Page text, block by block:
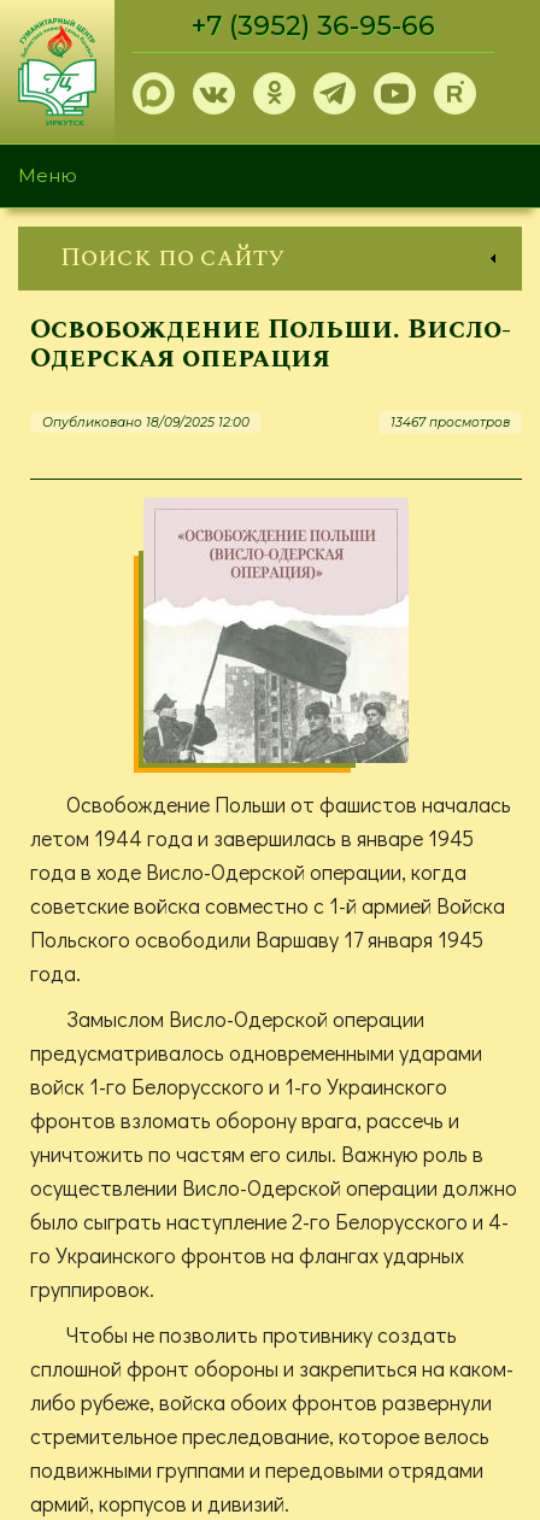
Перейти
основному
содержанию
+7 (3952) 36-95-66
Меню
Поиск по сайту
Освобождение Польши. Висло-
Одерская операция
Опубликовано 18/09/2025 12:00 13467 просмотров
Освобождение Польши от фашистов началась
летом 1944 года и завершилась в январе 1945
года в ходе Висло-Одерской операции, когда
советские войска совместно с 1-й армией Войска
Польского освободили Варшаву 17 января 1945
года.
Замыслом Висло-Одерской операции
предусматривалось одновременными ударами
войск 1-го Белорусского и 1-го Украинского
фронтов взломать оборону врага, рассечь и
уничтожить по частям его силы. Важную роль в
осуществлении Висло-Одерской операции должно
было сыграть наступление 2-го Белорусского и 4-
го Украинского фронтов на флангах ударных
группировок.
Чтобы не позволить противнику создать
сплошной фронт обороны и закрепиться на каком-
либо рубеже, войска обоих фронтов развернули
стремительное преследование, которое велось
подвижными группами и передовыми отрядами
армий, корпусов и дивизий.